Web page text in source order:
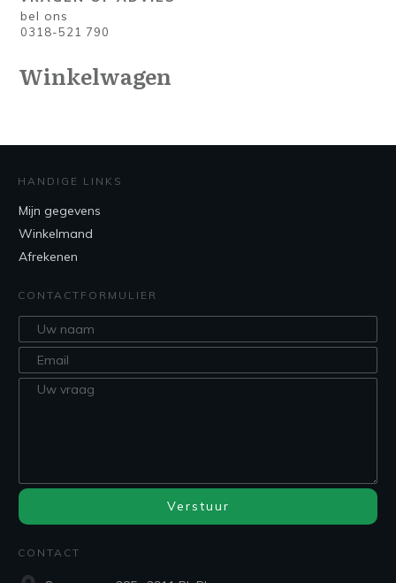
bel ons
0318-521 790
Winkelwagen
HANDIGE LINKS
Mijn gegevens
Winkelmand
Afrekenen
CONTACTFORMULIER
Verstuur
CONTACT